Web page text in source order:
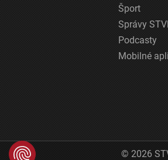
Šport
Správy
Podcasty
Mobilné
© 2026